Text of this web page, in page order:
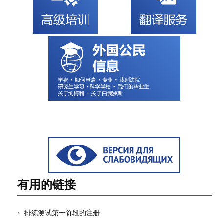
有用的链接
排练测试第一阶段的注册